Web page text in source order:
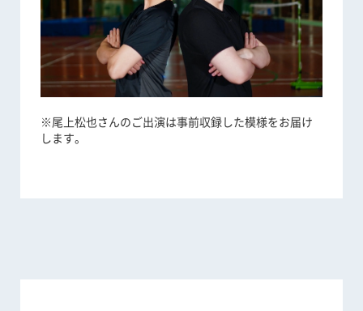
※尾上松也さんのご出演は事前収録した模様をお届け
します。